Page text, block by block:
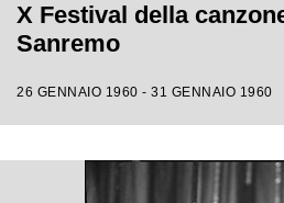
X Festival della
Sanremo
26 GENNAIO 1960 - 31 GENNAIO 1960